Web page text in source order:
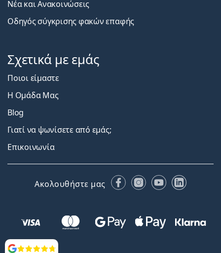
Νέα και Ανακοινώσεις
Οδηγός σύγκρισης φακών επαφής
Σχετικά με εμάς
Ποιοι είμαστε
Η Ομάδα Μας
Blog
Γιατί να ψωνίσετε από εμάς;
Επικοινωνία
Ακολουθήστε μας FacebookInstagram
YouTubeLinkedIn